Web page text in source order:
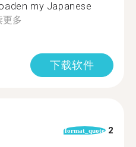
my Japanese
更多
下载软件
format_quote 2